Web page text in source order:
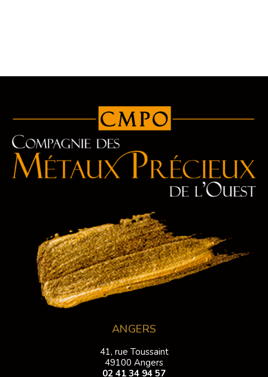
ANGERS
41, rue Toussaint
49100 Angers
02 41 34 94 57